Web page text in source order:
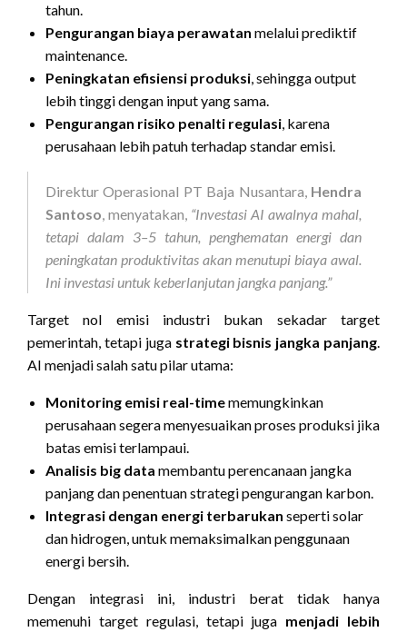
tahun.
Pengurangan biaya perawatan melalui prediktif
maintenance.
Peningkatan efisiensi produksi, sehingga output
lebih tinggi dengan input yang sama.
Pengurangan risiko penalti regulasi, karena
perusahaan lebih patuh terhadap standar emisi.
Direktur Operasional PT Baja Nusantara, Hendra
Santoso, menyatakan, “Investasi AI awalnya mahal,
tetapi dalam 3–5 tahun, penghematan energi dan
peningkatan produktivitas akan menutupi biaya awal.
Ini investasi untuk keberlanjutan jangka panjang.”
Target nol emisi industri bukan sekadar target
pemerintah, tetapi juga strategi bisnis jangka panjang.
AI menjadi salah satu pilar utama:
Monitoring emisi real-timememungkinkan
perusahaan segera menyesuaikan proses produksi jika
batas emisi terlampaui.
Analisis big data membantu perencanaan jangka
panjang dan penentuan strategi pengurangan karbon.
Integrasi dengan energi terbarukan seperti solar
dan hidrogen, untuk memaksimalkan penggunaan
energi bersih.
Dengan integrasi ini, industri berat tidak hanya
memenuhi target regulasi, tetapi juga menjadi lebih